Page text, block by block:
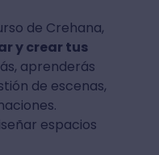
de Crehana,
y crear tus
aprenderás
de escenas,
espacios